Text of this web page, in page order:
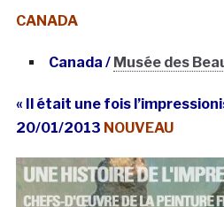
CANADA
Canada / Musée des
« Il était une fois
20/01/2013 NOUVEAU